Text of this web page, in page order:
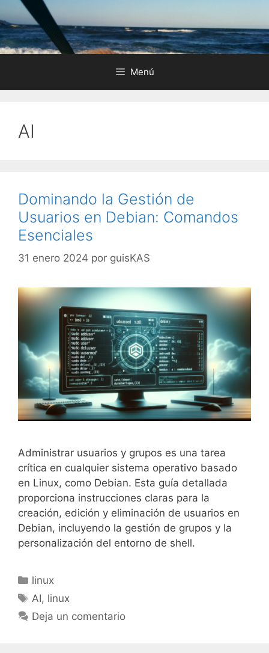
Saltar
al
contenido
Menú
AI
Dominando la Gestión de
Usuarios en Debian: Comandos
Esenciales
31 enero 2024 por guisKAS
Administrar usuarios y grupos es una tarea
crítica en cualquier sistema operativo basado
en Linux, como Debian. Esta guía detallada
proporciona instrucciones claras para la
creación, edición y eliminación de usuarios en
Debian, incluyendo la gestión de grupos y la
personalización del entorno de shell.
Categorías
linux
Etiquetas
AI, linux
Deja un comentario